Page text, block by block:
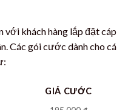
với khách hàng lắp đặt cáp
Các gói cước dành cho cá
GIÁ CƯỚC